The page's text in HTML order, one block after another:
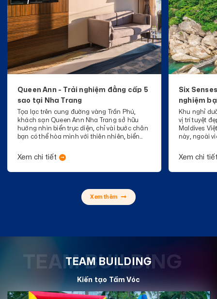
Queen Ann - Trải nghiệm đẳng cấp 5
sao tại Nha Trang
Tọa lạc trên cung đường vàng Trần Phú,
khách sạn Queen Ann Nha Trang sở hữu
hướng nhìn biển trực diện, chỉ vài bước chân
bạn có thể hòa mình với thiên nhiên, biển
Xem chi tiết
Six
nghiệm
Khu nghỉ
vị trí tuyệt
Maldives
này, ngoài
núi rừng,
vụ và hoạt
Xem chi
Xem thêm
TEAM BUILDING
TEAM BUILDING
Kiến tạo Tầm Vóc